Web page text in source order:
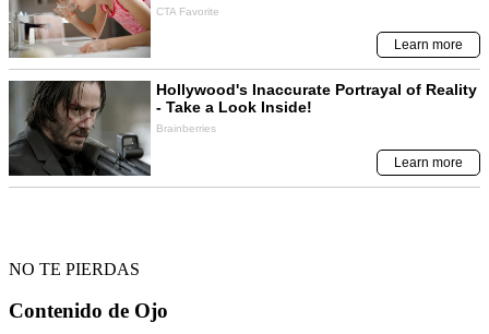
NO TE PIERDAS
Contenido de Ojo